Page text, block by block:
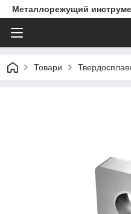
Металлорежущий
Товари